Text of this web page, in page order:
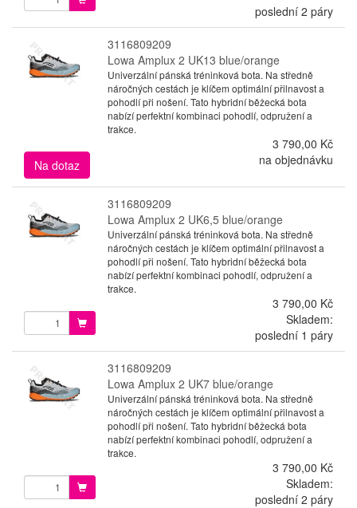
poslední 2 páry
3116809209
Lowa Amplux 2 UK13 blue/orange
Univerzální pánská tréninková bota. Na středně
náročných cestách je klíčem optimální přilnavost a
pohodlí při nošení. Tato hybridní běžecká bota
nabízí perfektní kombinaci pohodlí, odpružení a
trakce.
3 790,00 Kč
Na dotaz
na objednávku
3116809209
Lowa Amplux 2 UK6,5 blue/orange
Univerzální pánská tréninková bota. Na středně
náročných cestách je klíčem optimální přilnavost a
pohodlí při nošení. Tato hybridní běžecká bota
nabízí perfektní kombinaci pohodlí, odpružení a
trakce.
3 790,00 Kč
Skladem:
poslední 1 páry
3116809209
Lowa Amplux 2 UK7 blue/orange
Univerzální pánská tréninková bota. Na středně
náročných cestách je klíčem optimální přilnavost a
pohodlí při nošení. Tato hybridní běžecká bota
nabízí perfektní kombinaci pohodlí, odpružení a
trakce.
3 790,00 Kč
Skladem:
poslední 2 páry